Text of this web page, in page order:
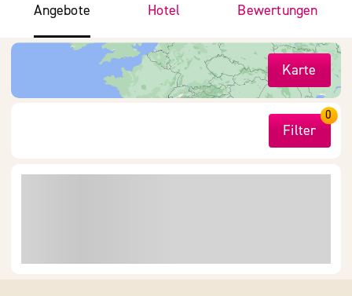
Angebote Hotel Bewertungen
Karte
Filter
0